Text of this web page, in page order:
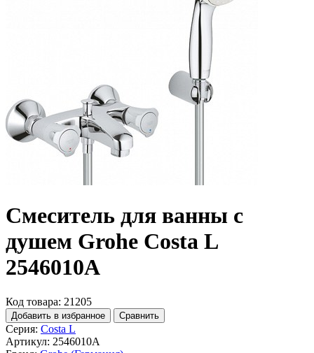
Смеситель для ванны с
душем Grohe Costa L
2546010A
Код товара: 21205
Добавить в избранное Сравнить
Серия: Costa L
Артикул: 2546010A